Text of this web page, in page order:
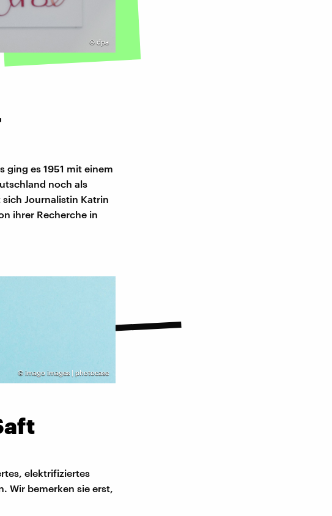
© dpa
ging es 1951 mit einem
noch als
Journalistin Katrin
ihrer Recherche in
© imago images | photocase
elektrifiziertes
Wir bemerken sie erst,